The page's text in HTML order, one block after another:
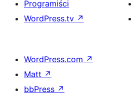
Programiści
WordPress.tv ↗
WordPress.com ↗
Matt ↗
bbPress ↗